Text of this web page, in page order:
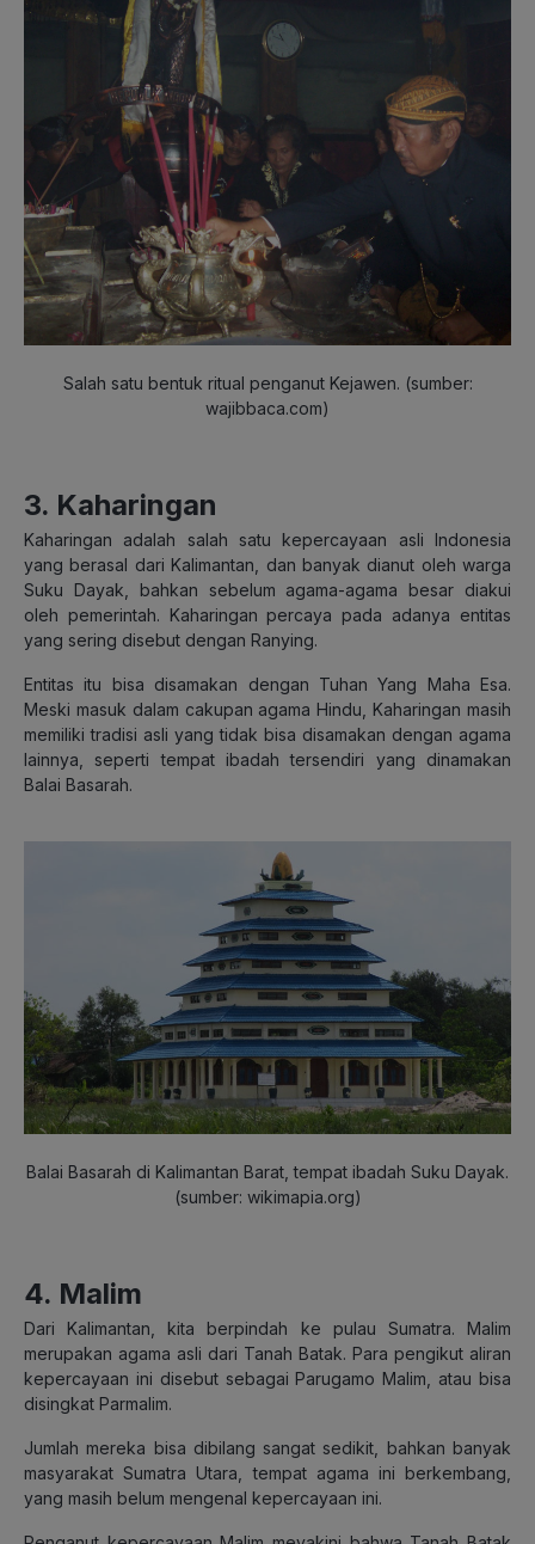
Salah satu bentuk ritual penganut Kejawen. (sumber:
wajibbaca.com)
3. Kaharingan
Kaharingan adalah salah satu kepercayaan asli Indonesia
yang berasal dari Kalimantan, dan banyak dianut oleh warga
Suku Dayak, bahkan sebelum agama-agama besar diakui
oleh pemerintah. Kaharingan percaya pada adanya entitas
yang sering disebut dengan Ranying.
Entitas itu bisa disamakan dengan Tuhan Yang Maha Esa.
Meski masuk dalam cakupan agama Hindu, Kaharingan masih
memiliki tradisi asli yang tidak bisa disamakan dengan agama
lainnya, seperti tempat ibadah tersendiri yang dinamakan
Balai Basarah.
Balai Basarah di Kalimantan Barat, tempat ibadah Suku Dayak.
(sumber: wikimapia.org)
4. Malim
Dari Kalimantan, kita berpindah ke pulau Sumatra. Malim
merupakan agama asli dari Tanah Batak. Para pengikut aliran
kepercayaan ini disebut sebagai Parugamo Malim, atau bisa
disingkat Parmalim.
Jumlah mereka bisa dibilang sangat sedikit, bahkan banyak
masyarakat Sumatra Utara, tempat agama ini berkembang,
yang masih belum mengenal kepercayaan ini.